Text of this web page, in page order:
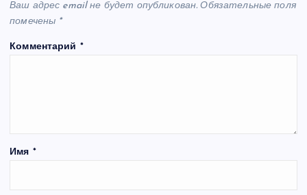
Ваш адрес email не будет опубликован. Обязательные поля
помечены *
Комментарий *
Имя *